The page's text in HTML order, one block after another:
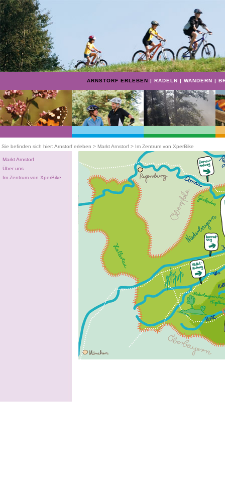
ARNSTORF ERLEBEN | RADELN | WANDERN |
Sie befinden sich hier: Arnstorf erleben > Markt Arnstorf > Im Zentrum von XperBike
Markt Arnstorf
Über uns
Im Zentrum von XperBike